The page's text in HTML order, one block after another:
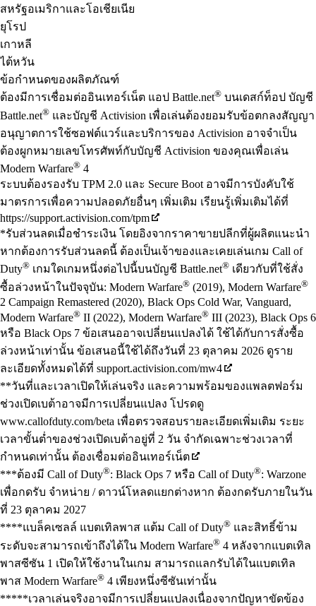
สหรัฐอเมริกาและโอเชียเนีย
ยุโรป
เกาหลี
ไต้หวัน
ข้อกำหนดของผลิตภัณฑ์
ต้องมีการเชื่อมต่ออินเทอร์เน็ต แอป Battle.net® บนเดสก์ท็อป บัญชี
Battle.net® และบัญชี Activision เพื่อเล่นต้องยอมรับข้อตกลงสัญญา
อนุญาตการใช้ซอฟต์แวร์และบริการของ Activision อาจจำเป็น
ต้องผูกหมายเลขโทรศัพท์กับบัญชี Activision ของคุณเพื่อเล่น
Modern Warfare® 4
ระบบต้องรองรับ TPM 2.0 และ Secure Boot อาจมีการบังคับใช้
มาตรการเพื่อความปลอดภัยอื่นๆ เพิ่มเติม เรียนรู้เพิ่มเติมได้ที่
https://support.activision.com/tpm
*รับส่วนลดเมื่อชำระเงิน โดยอิงจากราคาขายปลีกที่ผู้ผลิตแนะนำ
หากต้องการรับส่วนลดนี้ ต้องเป็นเจ้าของและเคยเล่นเกม Call of
Duty® เกมใดเกมหนึ่งต่อไปนี้บนบัญชี Battle.net® เดียวกับที่ใช้สั่ง
ซื้อล่วงหน้าในปัจจุบัน: Modern Warfare® (2019), Modern Warfare®
2 Campaign Remastered (2020), Black Ops Cold War, Vanguard,
Modern Warfare® II (2022), Modern Warfare® III (2023), Black Ops 6
หรือ Black Ops 7 ข้อเสนออาจเปลี่ยนแปลงได้ ใช้ได้กับการสั่งซื้อ
ล่วงหน้าเท่านั้น ข้อเสนอนี้ใช้ได้ถึงวันที่ 23 ตุลาคม 2026 ดูราย
ละเอียดทั้งหมดได้ที่ support.activision.com/mw4
**วันที่และเวลาเปิดให้เล่นจริง และความพร้อมของแพลตฟอร์ม
ช่วงเปิดเบต้าอาจมีการเปลี่ยนแปลง โปรดดู
www.callofduty.com/beta เพื่อตรวจสอบรายละเอียดเพิ่มเติม ระยะ
เวลาขั้นต่ำของช่วงเปิดเบต้าอยู่ที่ 2 วัน จำกัดเฉพาะช่วงเวลาที่
กำหนดเท่านั้น ต้องเชื่อมต่ออินเทอร์เน็ต
***ต้องมี Call of Duty®: Black Ops 7 หรือ Call of Duty®: Warzone
เพื่อกดรับ จำหน่าย / ดาวน์โหลดแยกต่างหาก ต้องกดรับภายในวัน
ที่ 23 ตุลาคม 2027
****แบล็คเซลล์ แบตเทิลพาส แต้ม Call of Duty® และสิทธิ์ข้าม
ระดับจะสามารถเข้าถึงได้ใน Modern Warfare® 4 หลังจากแบตเทิล
พาสซีซัน 1 เปิดให้ใช้งานในเกม สามารถแลกรับได้ในแบตเทิล
พาส Modern Warfare® 4 เพียงหนึ่งซีซันเท่านั้น
*****เวลาเล่นจริงอาจมีการเปลี่ยนแปลงเนื่องจากปัญหาขัดข้อง